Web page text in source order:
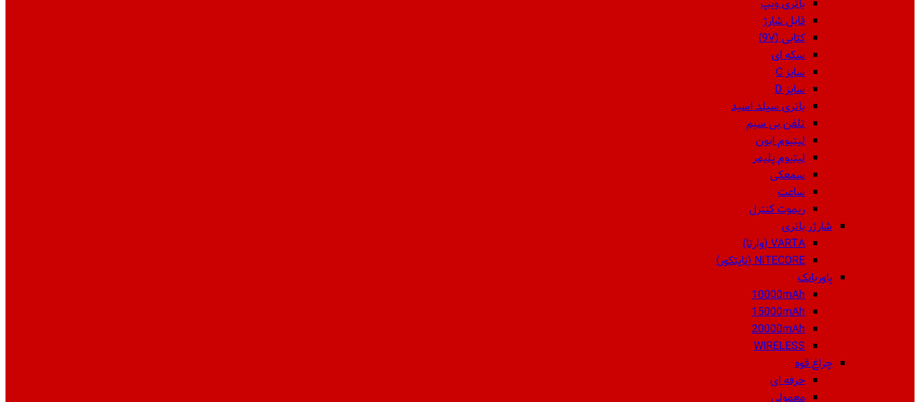
باتری ویپ
قابل شارژ
کتابی (9V)
سکه ای
سایز C
سایز D
باتری سیلد اسید
تلفن بی سیم
لیتیوم ایون
لیتیوم پلیمر
سمعکی
ساعت
ریموت کنترل
شارژر باتری
VARTA (وارتا)
NITECORE (نایتکور)
پاوربانک
10000mAh
15000mAh
20000mAh
WIRELESS
چراغ قوه
حرفه ای
معمولی